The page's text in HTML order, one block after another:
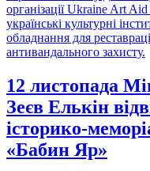
організації Ukraine Art
українські культурні
обладнання для
антивандального захисту.
12 листопада
Зеєв Елькін
історико-
«Бабин Яр»